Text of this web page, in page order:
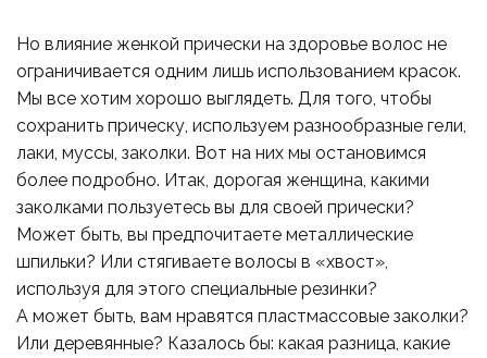
Но влияние женкой прически на здоровье волос не
ограничивается одним лишь использованием красок.
Мы все хотим хорошо выглядеть. Для того, чтобы
сохранить прическу, используем разнообразные гели,
лаки, муссы, заколки. Вот на них мы остановимся
более подробно. Итак, дорогая женщина, какими
заколками пользуетесь вы для своей прически?
Может быть, вы предпочитаете металлические
шпильки? Или стягиваете волосы в «хвост»,
используя для этого специальные резинки?
А может быть, вам нравятся пластмассовые заколки?
Или деревянные? Казалось бы: какая разница, какие